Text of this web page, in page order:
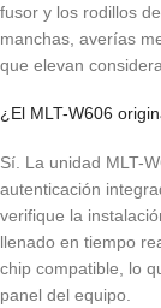
fusor y los rodillos
manchas, averías
que elevan
¿El MLT-W606
Sí. La unidad MLT-
autenticación
verifique la
llenado en tiempo
chip compatible, lo
panel del equipo.